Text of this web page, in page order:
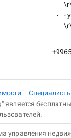
-
является
управления